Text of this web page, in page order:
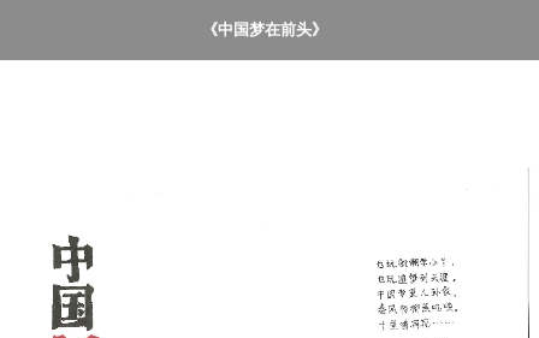
《中国梦在前头》